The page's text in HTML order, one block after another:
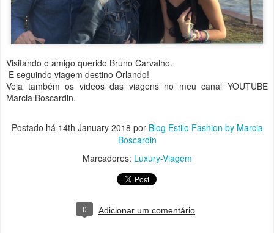
Visitando o amigo querido Bruno Carvalho.
E seguindo viagem destino Orlando!
Veja também os videos das viagens no meu canal YOUTUBE
Marcia Boscardin.
Postado há 14th January 2018 por Blog Estilo Fashion by Marcia
Boscardin
Marcadores: Luxury-Viagem
0 Adicionar um comentário